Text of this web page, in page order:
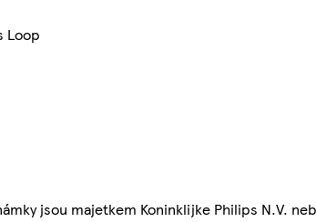
Loop
jsou majetkem Koninklijke Philips N.V.